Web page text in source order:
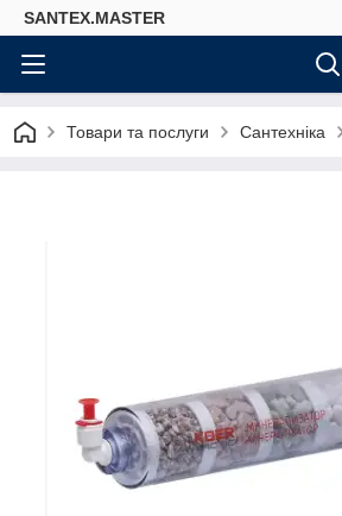
SANTEX.MASTER
Товари та послуги Сантехніка